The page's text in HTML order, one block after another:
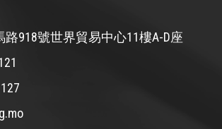
918號世界貿易中心11樓A-D座